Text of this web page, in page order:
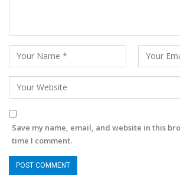
Save my name, email, and website in this
time I comment.